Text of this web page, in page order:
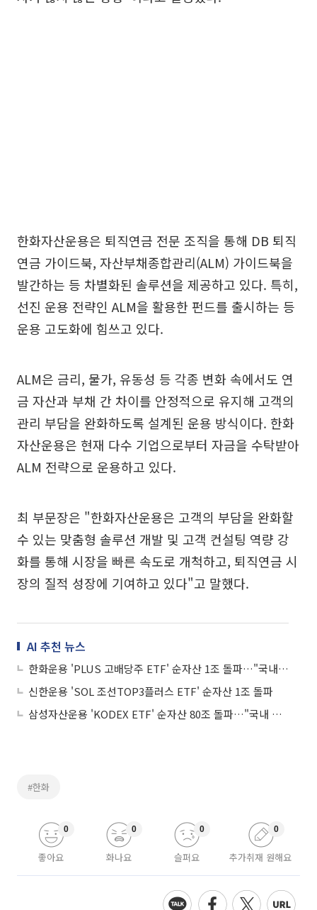
한화자산운용은 퇴직연금 전문 조직을 통해 DB 퇴직
연금 가이드북, 자산부채종합관리(ALM) 가이드북을
발간하는 등 차별화된 솔루션을 제공하고 있다. 특히,
선진 운용 전략인 ALM을 활용한 펀드를 출시하는 등
운용 고도화에 힘쓰고 있다.
ALM은 금리, 물가, 유동성 등 각종 변화 속에서도 연
금 자산과 부채 간 차이를 안정적으로 유지해 고객의
관리 부담을 완화하도록 설계된 운용 방식이다. 한화
자산운용은 현재 다수 기업으로부터 자금을 수탁받아
ALM 전략으로 운용하고 있다.
최 부문장은 "한화자산운용은 고객의 부담을 완화할
수 있는 맞춤형 솔루션 개발 및 고객 컨설팅 역량 강
화를 통해 시장을 빠른 속도로 개척하고, 퇴직연금 시
장의 질적 성장에 기여하고 있다"고 말했다.
AI 추천 뉴스
한화운용 'PLUS 고배당주 ETF' 순자산 1조 돌파…"국내 배당 ETF 최초"
신한운용 'SOL 조선TOP3플러스 ETF' 순자산 1조 돌파
삼성자산운용 'KODEX ETF' 순자산 80조 돌파…"국내 운용사 중 최초"
#한화
좋아요
0
화나요
0
슬퍼요
0
추가취재 원해요
0